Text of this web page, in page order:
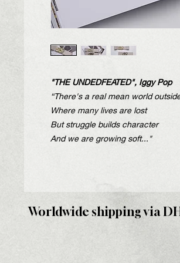
"THE UNDEDFEATED", Iggy Pop
“There's a real mean world
Where many lives are lost
But struggle builds character
And we are growing soft..."
Worldwide shipping via